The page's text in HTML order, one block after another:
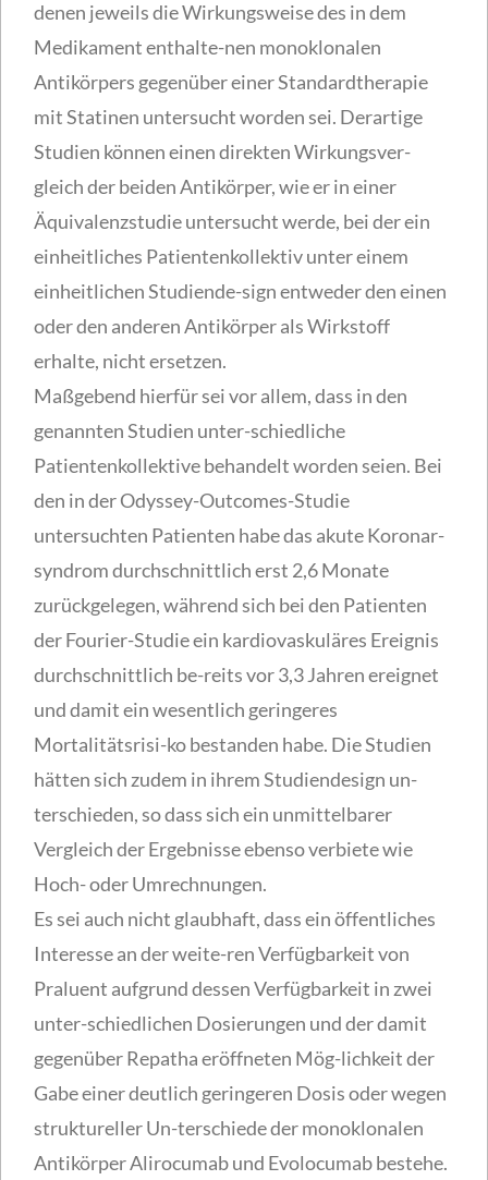
denen jeweils die Wirkungsweise des in dem
Medikament enthalte-nen monoklonalen
Antikörpers gegenüber einer Standardtherapie
mit Statinen untersucht worden sei. Derartige
Studien können einen direkten Wirkungsver-
gleich der beiden Antikörper, wie er in einer
Äquivalenzstudie untersucht werde, bei der ein
einheitliches Patientenkollektiv unter einem
einheitlichen Studiende-sign entweder den einen
oder den anderen Antikörper als Wirkstoff
erhalte, nicht ersetzen.
Maßgebend hierfür sei vor allem, dass in den
genannten Studien unter-schiedliche
Patientenkollektive behandelt worden seien. Bei
den in der Odyssey-Outcomes-Studie
untersuchten Patienten habe das akute Koronar-
syndrom durchschnittlich erst 2,6 Monate
zurückgelegen, während sich bei den Patienten
der Fourier-Studie ein kardiovaskuläres Ereignis
durchschnittlich be-reits vor 3,3 Jahren ereignet
und damit ein wesentlich geringeres
Mortalitätsrisi-ko bestanden habe. Die Studien
hätten sich zudem in ihrem Studiendesign un-
terschieden, so dass sich ein unmittelbarer
Vergleich der Ergebnisse ebenso verbiete wie
Hoch- oder Umrechnungen.
Es sei auch nicht glaubhaft, dass ein öffentliches
Interesse an der weite-ren Verfügbarkeit von
Praluent aufgrund dessen Verfügbarkeit in zwei
unter-schiedlichen Dosierungen und der damit
gegenüber Repatha eröffneten Mög-lichkeit der
Gabe einer deutlich geringeren Dosis oder wegen
struktureller Un-terschiede der monoklonalen
Antikörper Alirocumab und Evolocumab bestehe.